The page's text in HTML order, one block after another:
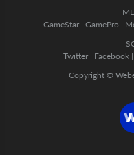
GameStar| GamePro |
Twitter | Facebook |
Copyright ©